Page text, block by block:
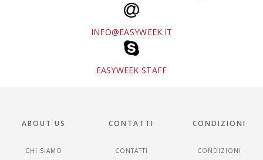
INFO@EASYWEEK.IT
EASYWEEK STAFF
ABOUT US
CHI SIAMO
CONTATTI
CONTATTI
CONDIZIONI
CONDIZIONI